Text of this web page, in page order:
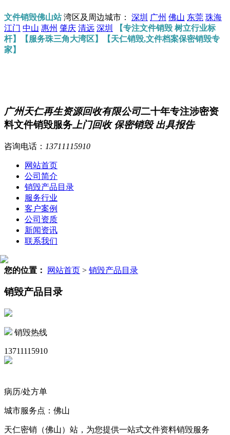
文件销毁佛山站湾区及周边城市： 深圳 广州 佛山 东莞 珠海
江门 中山 惠州 肇庆 清远 深圳
【专注文件销毁 树立行业标
杆】【服务珠三角大湾区】【天仁销毁,文件档案保密销毁专
家】
广州天仁再生资源回收有限公司二十年专注涉密资
料文件销毁服务 上门回收 保密销毁 出具报告
咨询电话： 13711115910
网站首页
公司简介
销毁产品目录
服务行业
客户案例
公司资质
新闻资讯
联系我们
您的位置： 网站首页 > 销毁产品目录
销毁产品目录
销毁热线
13711115910
病历/处方单
城市服务点：佛山
天仁密销（佛山）站，为您提供一站式文件资料销毁服务